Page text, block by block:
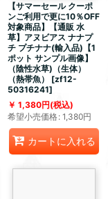
【サマーセール クーポ
ンご利用で更に10％OFF
対象商品】【通販 水
草】アヌビアス ナナプ
チ プチナナ(輸入品)【1
ポット サンプル画像】
（陰性水草)（生体）
（熱帯魚）
[zf12-
50316241]
1,380円(税込)
希望小売価格: 1,380円
カートに入れる